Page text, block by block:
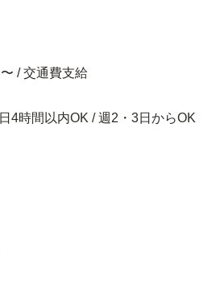
/ 交通費支給
4時間以内OK / 週2・3日からOK